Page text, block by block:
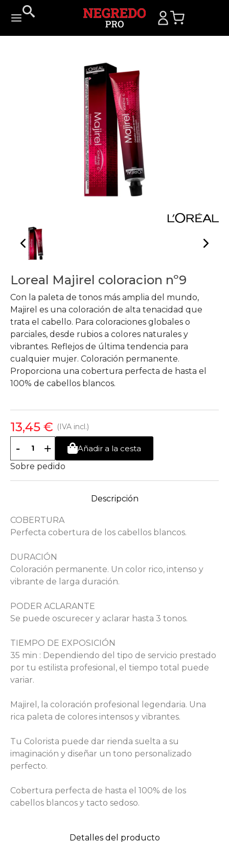
Loreal Majirel coloracion nº9
Con la paleta de tonos más amplia del mundo,
Majirel es una coloración de alta tenacidad que
trata el cabello. Para coloraciones globales o
parciales, desde rubios a colores naturales y
vibrantes. Reflejos de última tendencia para
cualquier mujer. Coloración permanente.
Proporciona una cobertura perfecta de hasta el
100% de cabellos blancos.
13,45 € (IVA incl.)
- +
Añadir a la cesta
Sobre pedido
Descripción
Detalles del producto
COBERTURA
Perfecta cobertura de los cabellos blancos.
DURACIÓN
Coloración permanente. Un color rico, intenso y
vibrante de larga duración.
PODER ACLARANTE
Se puede oscurecer y aclarar hasta 3 tonos.
TIEMPO DE EXPOSICIÓN
35 min : Dependiendo del tipo de servicio prestado
por tu estilista profesional, el tiempo total puede
variar.
Majirel, la coloración profesional legendaria. Una
rica paleta de colores intensos y vibrantes.
Tu Colorista puede dar rienda suelta a su
imaginación y diseñar un tono personalizado
perfecto.
Cobertura perfecta de hasta el 100% de los
cabellos blancos y tacto sedoso.